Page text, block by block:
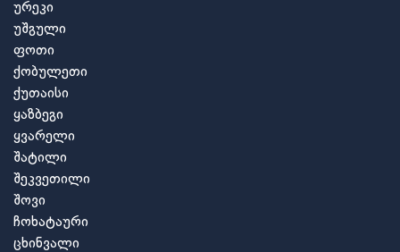
ურეკი
უშგული
ფოთი
ქობულეთი
ქუთაისი
ყაზბეგი
ყვარელი
შატილი
შეკვეთილი
შოვი
ჩოხატაური
ცხინვალი